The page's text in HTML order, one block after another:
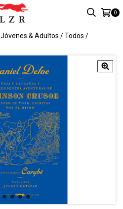
0
Jóvenes & Adultos /Todos /